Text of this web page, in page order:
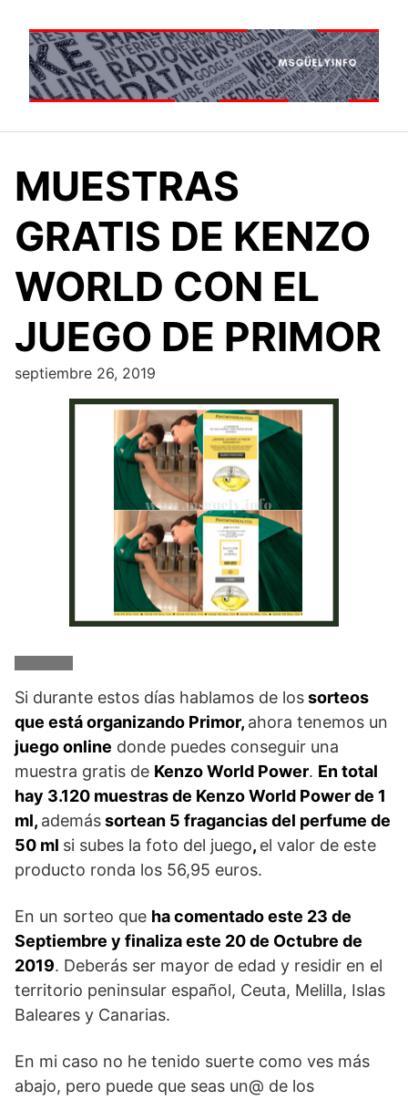
contenido
MUESTRAS
GRATIS DE KENZO
WORLD CON EL
JUEGO DE PRIMOR
septiembre 26, 2019
Si durante estos días hablamos de lossorteos
que está organizando Primor, ahora tenemos un
juego online donde puedes conseguir una
muestra gratis de Kenzo World Power. En total
hay 3.120 muestras de Kenzo World Power de 1
ml, ademássortean 5 fragancias del perfume de
50 ml si subes la foto del juego, el valor de este
producto ronda los 56,95 euros.
En un sorteo que ha comentado este 23 de
Septiembre y finaliza este 20 de Octubre de
2019. Deberás ser mayor de edad y residir en el
territorio peninsular español, Ceuta, Melilla, Islas
Baleares y Canarias.
En mi caso no he tenido suerte como ves más
abajo, pero puede que seas un@ de los